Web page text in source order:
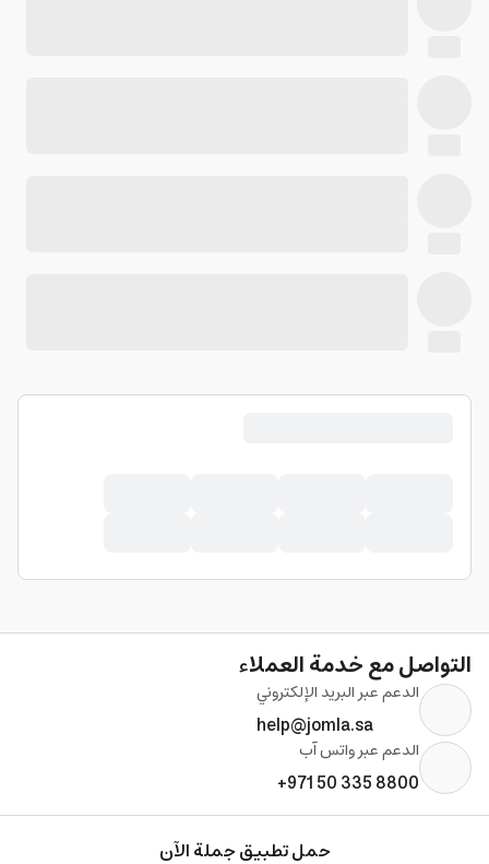
التواصل مع خدمة العملاء
الدعم عبر البريد الإلكتروني
help@jomla.sa
الدعم عبر واتس آب
+971 50 335 8800
حمل تطبيق جملة الآن